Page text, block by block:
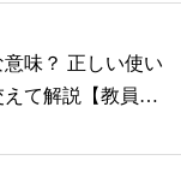
意味？ 正しい使い
て解説【教員監